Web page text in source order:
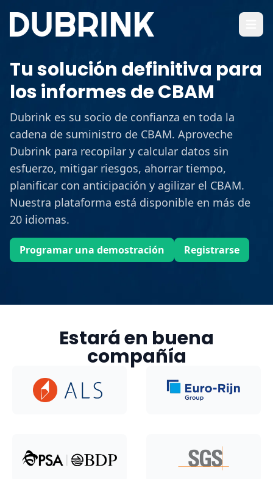
Tu solución definitiva para
los informes de CBAM
Dubrink es su socio de confianza en toda la
cadena de suministro de CBAM. Aproveche
Dubrink para recopilar y calcular datos sin
esfuerzo, mitigar riesgos, ahorrar tiempo,
planificar con anticipación y agilizar el CBAM.
Nuestra plataforma está disponible en más de
20 idiomas.
Programar una demostración Registrarse
Estará en buena
compañía